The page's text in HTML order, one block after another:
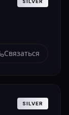
Связаться
SILVER